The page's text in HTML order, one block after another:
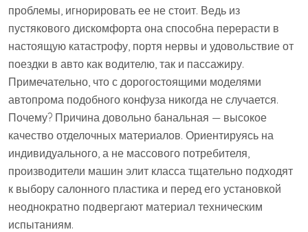
проблемы, игнорировать ее не стоит. Ведь из
пустякового дискомфорта она способна перерасти в
настоящую катастрофу, портя нервы и удовольствие от
поездки в авто как водителю, так и пассажиру.
Примечательно, что с дорогостоящими моделями
автопрома подобного конфуза никогда не случается.
Почему? Причина довольно банальная — высокое
качество отделочных материалов. Ориентируясь на
индивидуального, а не массового потребителя,
производители машин элит класса тщательно подходят
к выбору салонного пластика и перед его установкой
неоднократно подвергают материал техническим
испытаниям.